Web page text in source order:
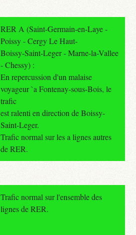
RER A (Saint-Germain-en-Laye -
Poissy - Cergy Le Haut-
Boissy-Saint-Leger - Marne-la-Vallee
- Chessy) :
En repercussion d'un malaise
voyageur `a Fontenay-sous-Bois, le
trafic
est ralenti en direction de Boissy-
Saint-Leger.
Trafic normal sur les a lignes autres
de RER.
Trafic normal sur l'ensemble des
lignes de RER.